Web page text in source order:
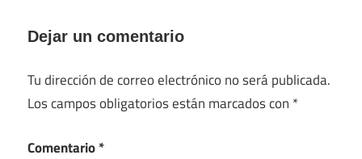
Dejar un comentario
Tu dirección de correo electrónico no será publicada.
Los campos obligatorios están marcados con *
Comentario*